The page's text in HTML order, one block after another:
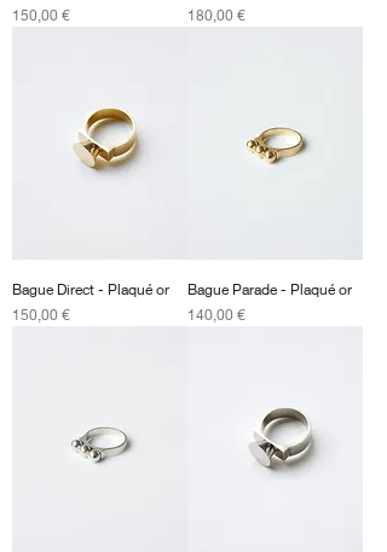
Prix
150,00 €
Prix
180,00 €
Bague Direct - Plaqué or
Prix
150,00 €
Bague Parade - Plaqué or
Prix
140,00 €